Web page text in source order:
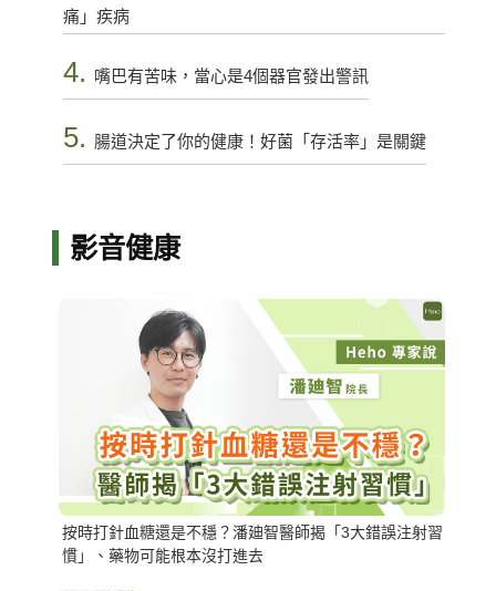
痛」疾病
4. 嘴巴有苦味，當心是4個器官發出警訊
5. 腸道決定了你的健康！好菌「存活率」是關鍵
影音健康
按時打針血糖還是不穩？潘廸智醫師揭「3大錯誤注射習
慣」、藥物可能根本沒打進去